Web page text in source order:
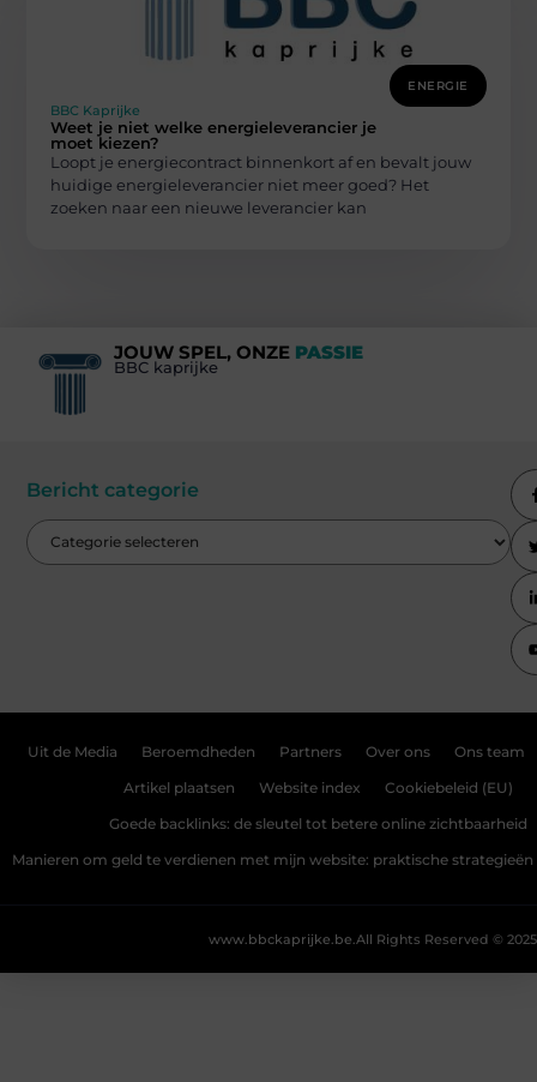
ENERGIE
BBC Kaprijke
Weet je niet welke energieleverancier je
moet kiezen?
Loopt je energiecontract binnenkort af en bevalt jouw
huidige energieleverancier niet meer goed? Het
zoeken naar een nieuwe leverancier kan
JOUW SPEL, ONZE PASSIE
BBC kaprijke
Bericht categorie
Uit de Media Beroemdheden Partners Over ons Ons team
Artikel plaatsen Website index Cookiebeleid (EU)
Goede backlinks: de sleutel tot betere online zichtbaarheid
Manieren om geld te verdienen met mijn website: praktische strategieën
All Rights Reserved © 2025
www.bbckaprijke.be.